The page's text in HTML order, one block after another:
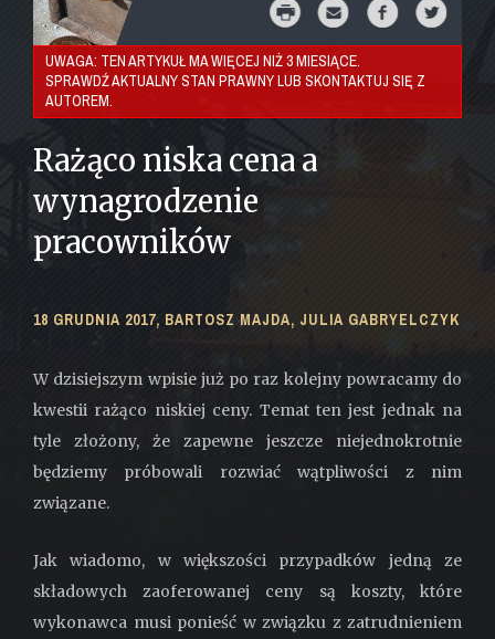
UWAGA: TEN ARTYKUŁ MA WIĘCEJ NIŻ 3 MIESIĄCE.
SPRAWDŹ AKTUALNY STAN PRAWNY LUB SKONTAKTUJ SIĘ Z
AUTOREM.
Rażąco niska cena a
wynagrodzenie
pracowników
18 GRUDNIA 2017, BARTOSZ MAJDA, JULIA GABRYELCZYK
W dzisiejszym wpisie już po raz kolejny powracamy do
kwestii rażąco niskiej ceny. Temat ten jest jednak na
tyle złożony, że zapewne jeszcze niejednokrotnie
będziemy próbowali rozwiać wątpliwości z nim
związane.
Jak wiadomo, w większości przypadków jedną ze
składowych zaoferowanej ceny są koszty, które
wykonawca musi ponieść w związku z zatrudnieniem